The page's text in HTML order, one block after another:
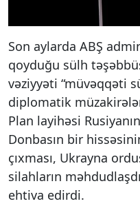
Son aylarda ABŞ
qoyduğu sülh
vəziyyəti “müvəqqəti
diplomatik
Plan layihəsi
Donbasın bir
çıxması, Ukrayna
silahların
ehtiva edirdi.